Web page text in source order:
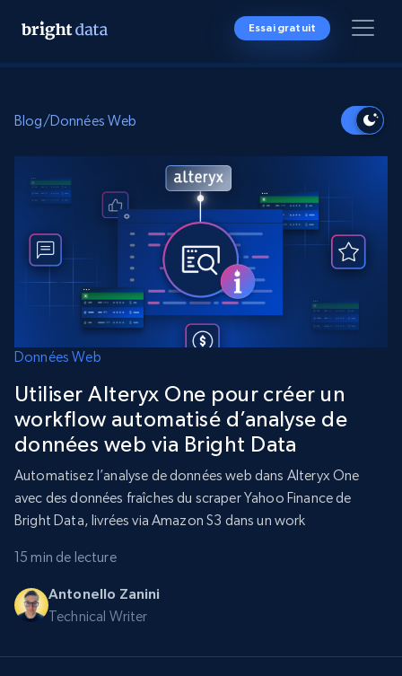
Essai gratuit
Blog/Données Web
Données Web
Utiliser Alteryx One pour créer un
workflow automatisé d’analyse de
données web via Bright Data
Automatisez l’analyse de données web dans Alteryx One
avec des données fraîches du scraper Yahoo Finance de
Bright Data, livrées via Amazon S3 dans un work
15 min de lecture
Antonello Zanini
Technical Writer